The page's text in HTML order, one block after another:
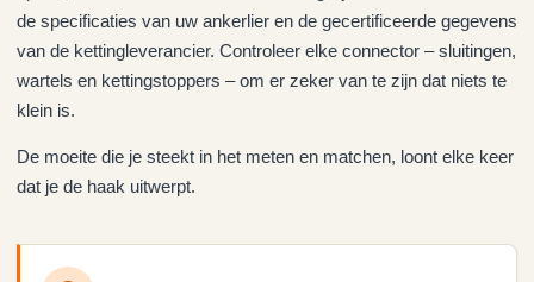
de specificaties van uw ankerlier en de gecertificeerde gegevens
van de kettingleverancier. Controleer elke connector – sluitingen,
wartels en kettingstoppers – om er zeker van te zijn dat niets te
klein is.
De moeite die je steekt in het meten en matchen, loont elke keer
dat je de haak uitwerpt.